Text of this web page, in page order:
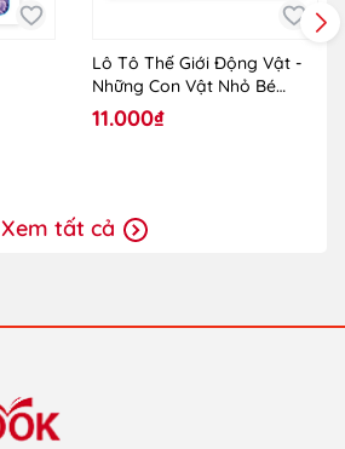
Lô Tô Thế Giới Động Vật -
Những Con Vật Nhỏ Bé
(2019)
11.000₫
Xem tất cả